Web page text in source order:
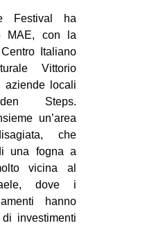
Festival ha
MAE, con la
Italiano
Vittorio
locali
Steps.
un’area
che
una fogna a
vicina al
dove i
hanno
investimenti